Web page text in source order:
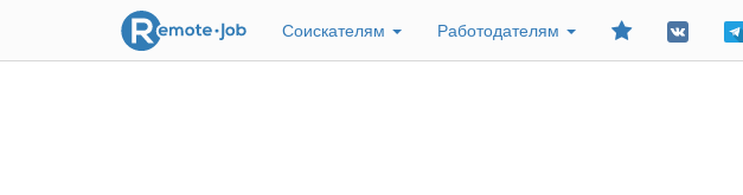
Соискателям Работодателям
Добавить